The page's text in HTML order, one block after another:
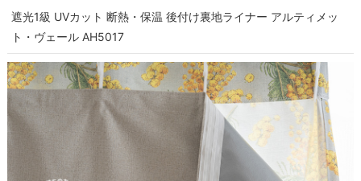
遮光1級 UVカット 断熱・保温 後付け裏地ライナー アルティメッ
ト・ヴェール AH5017